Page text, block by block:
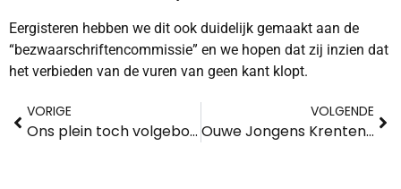
Eergisteren hebben we dit ook duidelijk gemaakt aan de
“bezwaarschriftencommissie” en we hopen dat zij inzien dat
het verbieden van de vuren van geen kant klopt.
VORIGE
Ons plein toch volgebouwd! Bewoners Genegeerd! Genoeg is genoeg. Teken de petitie.
VOLGENDE
Ouwe Jongens Krentenbrood tussen VRR en Burgemeester